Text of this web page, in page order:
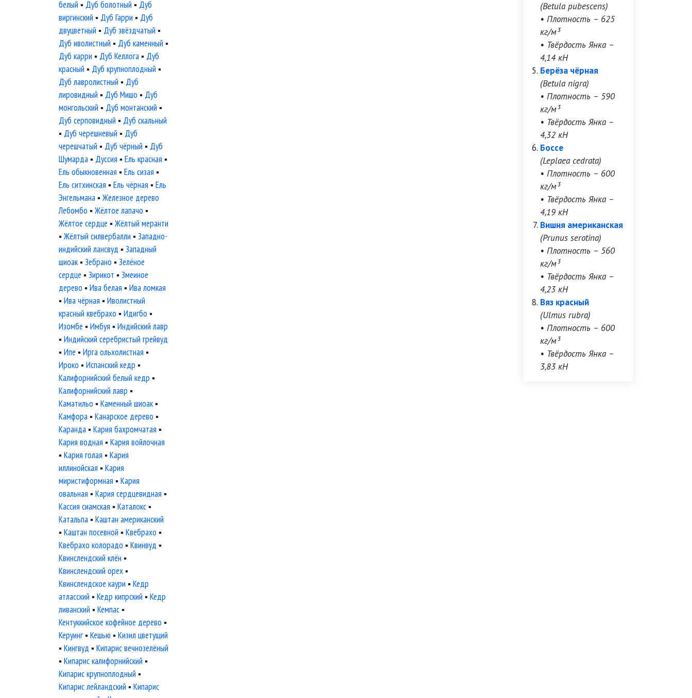
белый ▪ Дуб болотный ▪ Дуб
виргинский ▪ Дуб Гарри ▪ Дуб
двуцветный ▪ Дуб звёздчатый ▪
Дуб иволистный ▪ Дуб каменный ▪
Дуб карри ▪ Дуб Келлога ▪ Дуб
красный ▪ Дуб крупноплодный ▪
Дуб лавролистный ▪ Дуб
лировидный ▪ Дуб Мишо ▪ Дуб
монгольский ▪ Дуб монтанский ▪
Дуб серповидный ▪ Дуб скальный
▪ Дуб черешневый ▪ Дуб
черешчатый ▪ Дуб чёрный ▪ Дуб
Шумарда ▪ Дуссия ▪Ель красная ▪
Ель обыкновенная ▪Ель сизая ▪
Ель ситхинская ▪Ель чёрная ▪Ель
Энгельмана ▪Железное дерево
Лебомбо ▪Жёлтое лапачо ▪
Жёлтое сердце ▪Жёлтый меранти
▪Жёлтый силвербалли ▪Западно-
индийский лансвуд ▪Западный
шиоак ▪Зебрано ▪Зелёное
сердце ▪Зирикот ▪Змеиное
дерево ▪Ива белая ▪Ива ломкая
▪Ива чёрная ▪Иволистный
красный квебрахо ▪Идигбо ▪
Изомбе ▪Имбуя ▪Индийский лавр
▪Индийский серебристый грейвуд
▪Ипе ▪Ирга ольхолистная ▪
Ироко ▪Испанский кедр ▪
Калифорнийский белый кедр ▪
Калифорнийский лавр ▪
Каматильо ▪Каменный шиоак ▪
Камфора ▪Канарское дерево ▪
Каранда ▪Кария бахромчатая ▪
Кария водная ▪Кария войлочная
▪Кария голая ▪Кария
иллинойская ▪Кария
миристиформная ▪Кария
овальная ▪Кария сердцевидная ▪
Кассия сиамская ▪Каталокс ▪
Катальпа ▪Каштан американский
▪Каштан посевной ▪Квебрахо ▪
Квебрахо колорадо ▪Квинвуд ▪
Квинслендский клён ▪
Квинслендский орех ▪
Квинслендское каури ▪Кедр
атласский ▪Кедр кипрский ▪Кедр
ливанский ▪Кемпас ▪
Кентуккийское кофейное дерево ▪
Керуинг ▪Кешью ▪Кизил цветущий
▪Кингвуд ▪Кипарис вечнозелёный
▪Кипарис калифорнийский ▪
Кипарис крупноплодный ▪
Кипарис лейландский ▪Кипарис
(Betula pubescens)
• Плотность – 625
кг/м³
• Твёрдость Янка –
4,14 кН
Берёза чёрная
(Betula nigra)
• Плотность – 590
кг/м³
• Твёрдость Янка –
4,32 кН
Боссе
(Leplaea cedrata)
• Плотность – 600
кг/м³
• Твёрдость Янка –
4,19 кН
Вишня американская
(Prunus serotina)
• Плотность – 560
кг/м³
• Твёрдость Янка –
4,23 кН
Вяз красный
(Ulmus rubra)
• Плотность – 600
кг/м³
• Твёрдость Янка –
3,83 кН